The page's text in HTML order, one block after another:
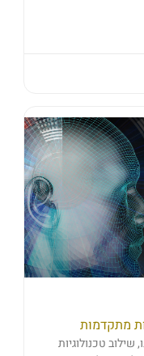
שילוב טכנולוגיות